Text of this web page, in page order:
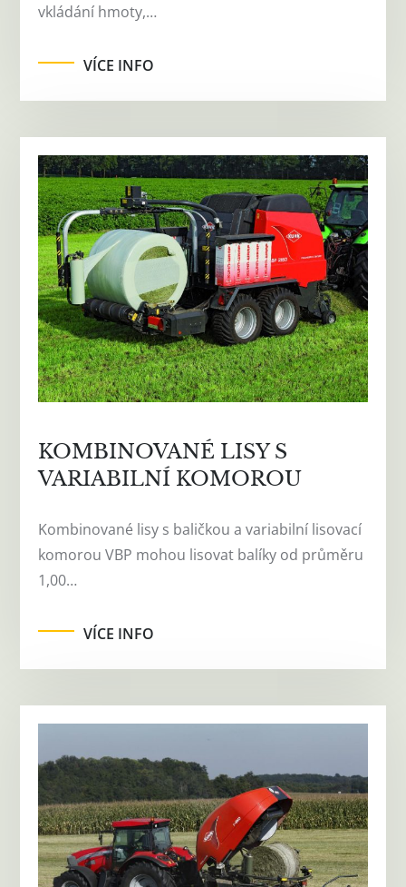
vkládání hmoty,…
VÍCE INFO
KOMBINOVANÉ LISY S
VARIABILNÍ KOMOROU
Kombinované lisy s baličkou a variabilní lisovací
komorou VBP mohou lisovat balíky od průměru
1,00…
VÍCE INFO